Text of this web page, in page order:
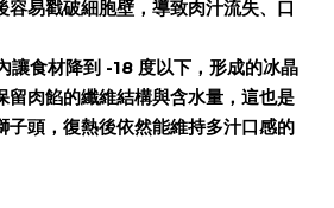
容易戳破細胞壁，導致肉汁流失、口
讓食材降到 -18 度以下，形成的冰晶
留肉餡的纖維結構與含水量，這也是
子頭，復熱後依然能維持多汁口感的